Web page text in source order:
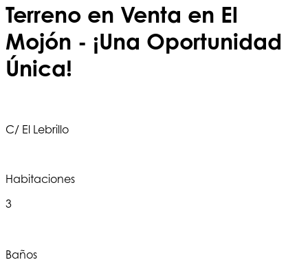
Terreno en Venta en El
Mojón - ¡Una Oportunidad
Única!
C/ El Lebrillo
Habitaciones
3
Baños